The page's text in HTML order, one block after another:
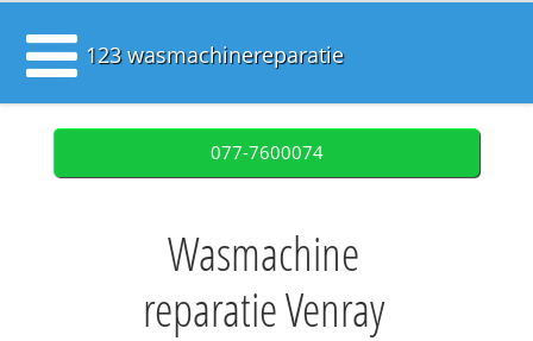
123 wasmachinereparatie
077-7600074
Wasmachine
reparatie Venray